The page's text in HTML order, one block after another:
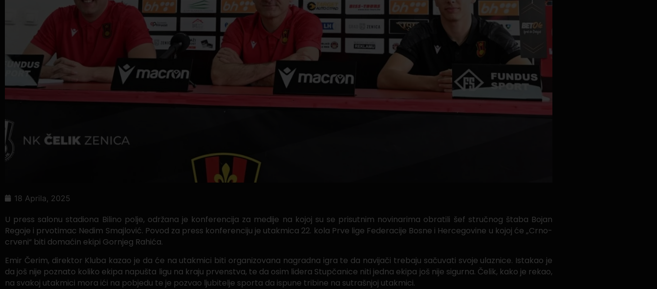
18 Aprila, 2025
U press salonu stadiona Bilino polje, održana je konferencija za medije na kojoj su se prisutnim novinarima obratili šef stručnog štaba Bojan
Regoje i prvotimac Nedim Smajlović. Povod za press konferenciju je utakmica 22. kola Prve lige Federacije Bosne i Hercegovine u kojoj će „Crno-
crveni“ biti domaćin ekipi Gornjeg Rahića.
Emir Čerim, direktor Kluba kazao je da će na utakmici biti organizovana nagradna igra te da navijači trebaju sačuvati svoje ulaznice. Istakao je
da još nije poznato koliko ekipa napušta ligu na kraju prvenstva, te da osim lidera Stupčanice niti jedna ekipa još nije sigurna. Čelik, kako je rekao,
na svakoj utakmici mora ići na pobjedu te je pozvao ljubitelje sporta da ispune tribine na sutrašnjoj utakmici.